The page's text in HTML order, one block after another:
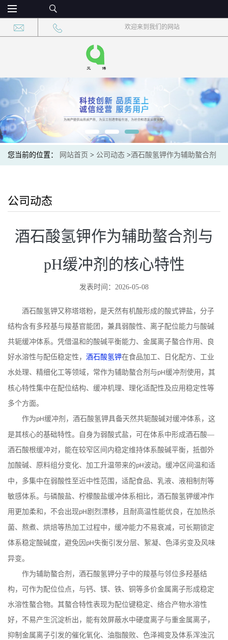
欢迎来到我们的网站
您当前的位置： 网站首页 > 公司动态 >酒石酸氢钾作为辅助螯合剂
公司动态
酒石酸氢钾作为辅助螯合剂与
pH缓冲剂的核心特性
发表时间：2026-05-08
酒石酸氢钾又称塔塔粉，是天然有机酸形成的酸式钾盐，分子
结构含有多羟基与羧基官能团，兼具弱酸性、离子配位能力与酸碱
共轭缓冲体系。凭借温和的酸碱平衡能力、金属离子螯合作用、良
好水溶性与配伍稳定性， 酒石酸氢钾在食品加工、日化配方、工业
水处理、精细化工等领域，常作为辅助螯合剂与pH缓冲剂使用，其
核心特性集中在配位结构、缓冲机理、理化适配性及应用稳定性等
多个方面。
作为pH缓冲剂，酒石酸氢钾具备天然共轭酸碱对缓冲体系，这
是其核心的基础特性。自身为弱酸式盐，可在体系中形成酒石酸—
酒石酸根缓冲对，能在较窄区间内稳定维持体系酸碱平衡，抵御外
加酸碱、原料组分变化、加工升温带来的pH波动。缓冲区间温和适
中，多集中在弱酸性至近中性范围，适配食品、乳液、液相制剂等
敏感体系。与磷酸盐、柠檬酸盐缓冲体系相比，酒石酸氢钾缓冲作
用更加柔和，不会出现pH剧烈漂移，且耐高温性能优良，在加热杀
菌、熬煮、烘焙等热加工过程中，缓冲能力不易衰减，可长期锁定
体系稳定酸碱度，避免因 pH失衡引发分层、絮凝、色泽劣变及风味
异变。
作为辅助螯合剂，酒石酸氢钾分子中的羧基与邻位多羟基结
构，可作为配位位点，与钙、镁、铁、铜等多价金属离子形成稳定
水溶性螯合物。其螯合特性表现为配位键稳定、络合产物水溶性
好，不易产生沉淀析出，能有效屏蔽水中硬度离子与重金属离子，
抑制金属离子引发的催化氧化、油脂酸败、色泽褐变及体系浑浊沉